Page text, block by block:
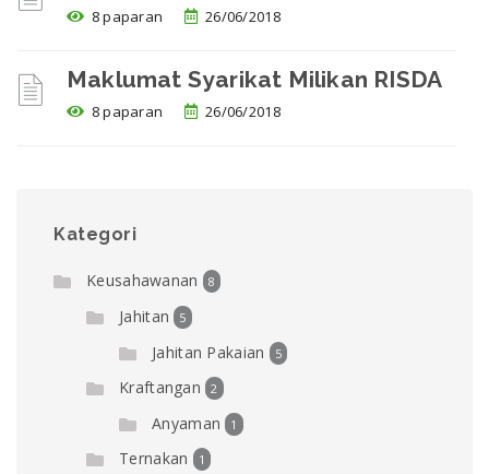
8 paparan 26/06/2018
Maklumat Syarikat Milikan RISDA
8 paparan 26/06/2018
Kategori
Keusahawanan 8
Jahitan 5
Jahitan Pakaian 5
Kraftangan 2
Anyaman 1
Ternakan 1